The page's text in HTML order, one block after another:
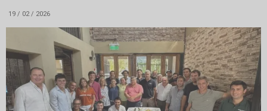
19 / 02 / 2026